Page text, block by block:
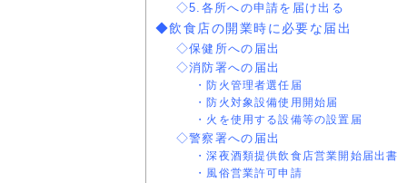
◇5.各所への申請を届け出る
◆飲食店の開業時に必要な届出
◇保健所への届出
◇消防署への届出
・防火管理者選任届
・防火対象設備使用開始届
・火を使用する設備等の設置届
◇警察署への届出
・深夜酒類提供飲食店営業開始届出書
・風俗営業許可申請